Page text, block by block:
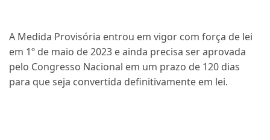
A Medida Provisória entrou em vigor com força de lei
em 1º de maio de 2023 e ainda precisa ser aprovada
pelo Congresso Nacional em um prazo de 120 dias
para que seja convertida definitivamente em lei.